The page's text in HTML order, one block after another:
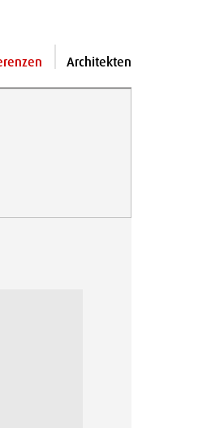
Architekten